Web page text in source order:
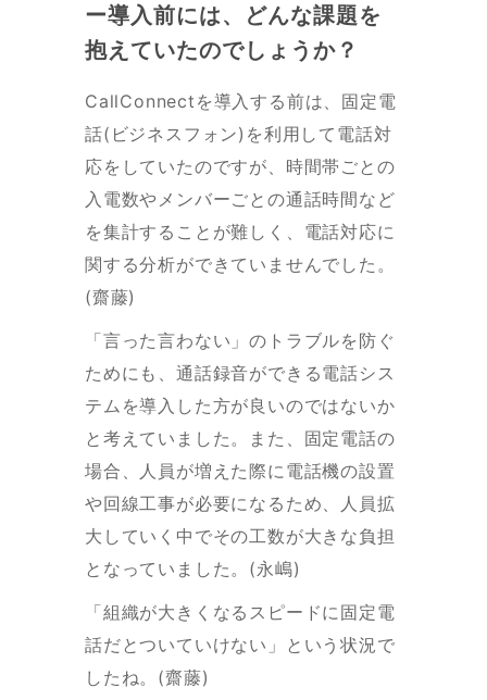
ー導入前には、どんな課題を
抱えていたのでしょうか？
CallConnectを導入する前は、固定電
話(ビジネスフォン)を利用して電話対
応をしていたのですが、時間帯ごとの
入電数やメンバーごとの通話時間など
を集計することが難しく、電話対応に
関する分析ができていませんでした。
(齋藤)
「言った言わない」のトラブルを防ぐ
ためにも、通話録音ができる電話シス
テムを導入した方が良いのではないか
と考えていました。また、固定電話の
場合、人員が増えた際に電話機の設置
や回線工事が必要になるため、人員拡
大していく中でその工数が大きな負担
となっていました。(永嶋)
「組織が大きくなるスピードに固定電
話だとついていけない」という状況で
したね。(齋藤)